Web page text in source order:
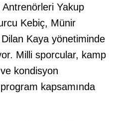
Antrenörleri Yakup
Kebiç, Münir
Kaya yönetiminde
Milli sporcular, kamp
kondisyon
kapsamında